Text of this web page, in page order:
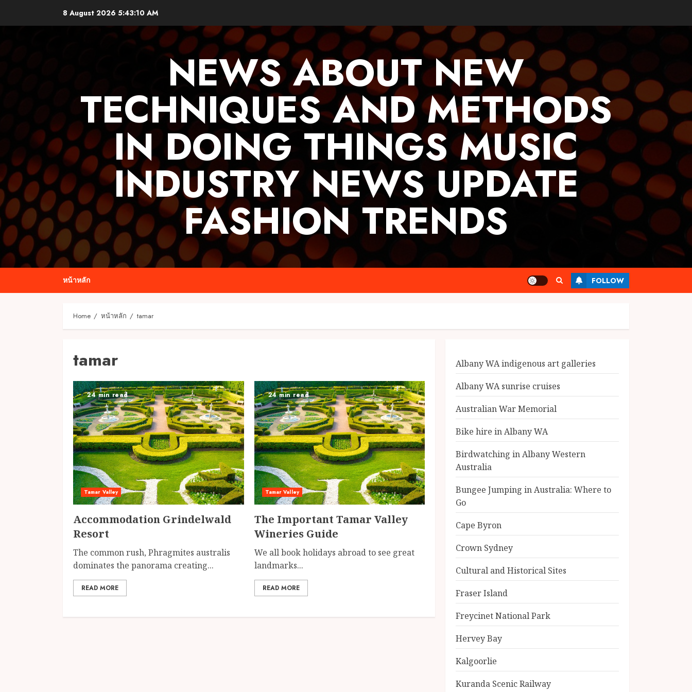
8 August 2026 5:43:11 AM
NEWS ABOUT NEW
TECHNIQUES AND METHODS
IN DOING THINGS MUSIC
INDUSTRY NEWS UPDATE
FASHION TRENDS
หน้าหลัก FOLLOW
Home หน้าหลัก tamar
tamar
24 min read
Tamar Valley
Accommodation Grindelwald
Resort
The common rush, Phragmites australis
dominates the panorama creating...
READ MORE
24 min read
Tamar Valley
The Important Tamar Valley
Wineries Guide
We all book holidays abroad to see great
landmarks...
READ MORE
Albany WA indigenous art galleries
Albany WA sunrise cruises
Australian War Memorial
Bike hire in Albany WA
Birdwatching in Albany Western
Australia
Bungee Jumping in Australia: Where to
Go
Cape Byron
Crown Sydney
Cultural and Historical Sites
Fraser Island
Freycinet National Park
Hervey Bay
Kalgoorlie
Kuranda Scenic Railway